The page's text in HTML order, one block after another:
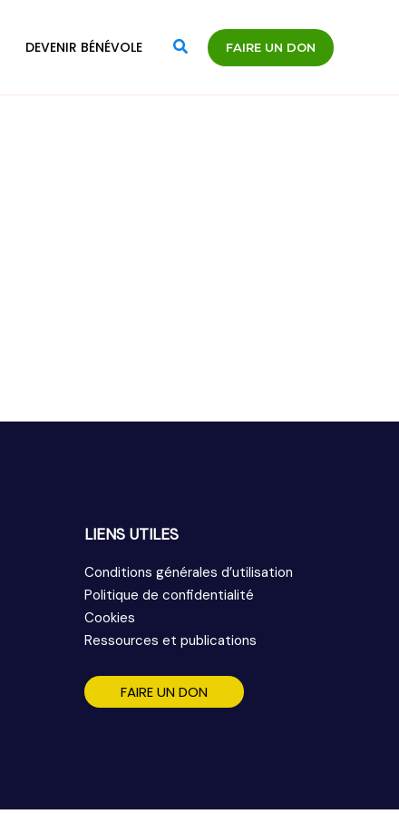
DEVENIR BÉNÉVOLE RechercherFAIRE UN DON
LIENS UTILES
Conditions générales d’utilisation
Politique de confidentialité
Cookies
Ressources et publications
FAIRE UN DON